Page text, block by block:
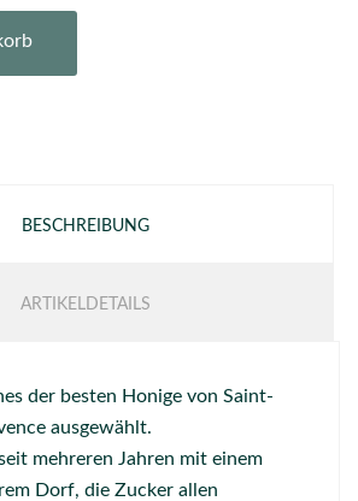
BESCHREIBUNG
ARTIKELDETAILS
der besten Honige von Saint-
ausgewählt.
mehreren Jahren mit einem
Dorf, die Zucker allen